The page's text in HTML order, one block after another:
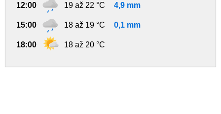
12:00 19 až 22 °C 4,9 mm
15:00 18 až 19 °C 0,1 mm
18:00 18 až 20 °C